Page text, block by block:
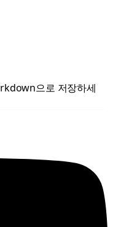
으로 저장하세